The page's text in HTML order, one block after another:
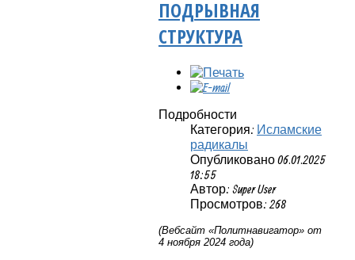
ПОДРЫВНАЯ
СТРУКТУРА
Подробности
Категория: Исламские
радикалы
Опубликовано 06.01.2025
18:55
Автор: Super User
Просмотров: 268
(Вебсайт «Политнавигатор» от
4 ноября 2024 года)